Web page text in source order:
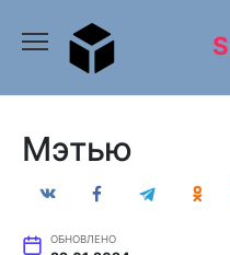
содержанию
Мэтью
ОБНОВЛЕНО